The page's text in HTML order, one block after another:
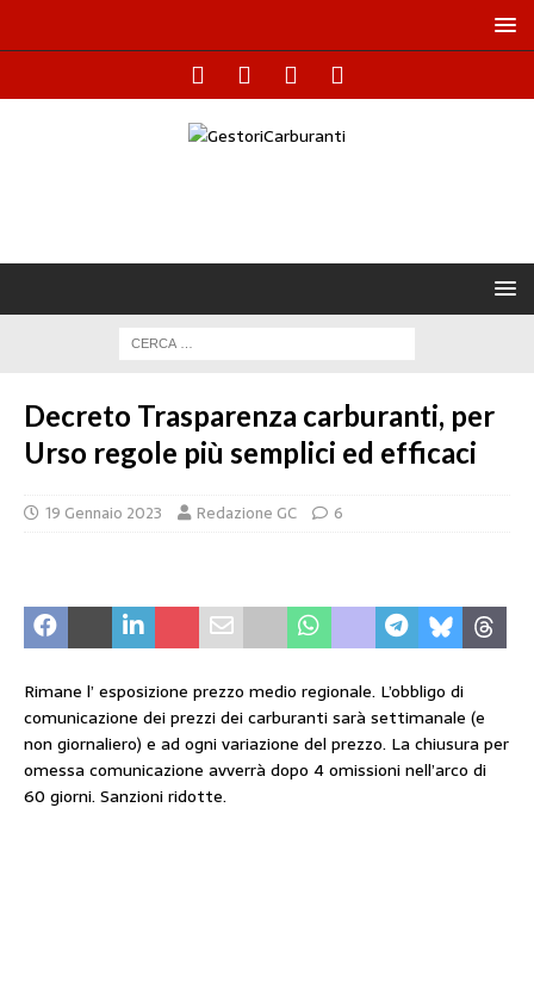
Decreto Trasparenza carburanti, per
Urso regole più semplici ed efficaci
19 Gennaio 2023 Redazione GC 6
Rimane l’ esposizione prezzo medio regionale. L’obbligo di
comunicazione dei prezzi dei carburanti sarà settimanale (e
non giornaliero) e ad ogni variazione del prezzo. La chiusura per
omessa comunicazione avverrà dopo 4 omissioni nell’arco di
60 giorni. Sanzioni ridotte.